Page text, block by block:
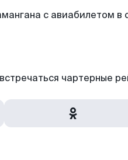
с авиабилетом в
чартерные